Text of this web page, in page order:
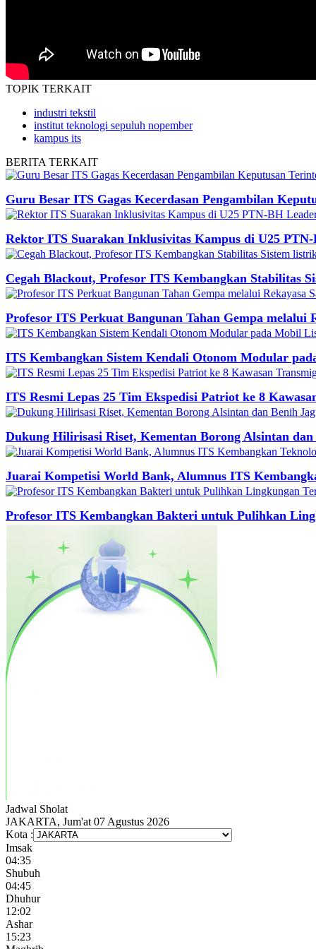
TOPIK TERKAIT
industri tekstil
institut teknologi sepuluh nopember
kampus its
BERITA TERKAIT
Guru Besar ITS Gagas Kecerdasan Pengambilan
Rektor ITS Suarakan Inklusivitas Kampus di U25
Cegah Blackout, Profesor ITS Kembangkan Stabilitas
Profesor ITS Perkuat Bangunan Tahan Gempa melalui
ITS Kembangkan Sistem Kendali Otonom Modular
ITS Resmi Lepas 25 Tim Ekspedisi Patriot ke 8
Dukung Hilirisasi Riset, Kementan Borong Alsintan
Juarai Kompetisi World Bank, Alumnus ITS
Profesor ITS Kembangkan Bakteri untuk Pulihkan
Jadwal Sholat
JAKARTA, Jum'at 07 Agustus 2026
Kota :
Imsak
04:35
Shubuh
04:45
Dhuhur
12:02
Ashar
15:23